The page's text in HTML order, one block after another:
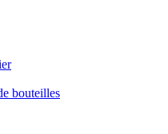
bouteilles